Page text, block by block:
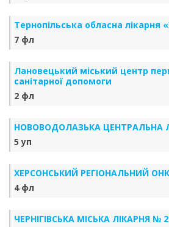
Тернопільська обласна лікарня
7 фл
Лановецький міський центр
санітарної допомоги
2 фл
НОВОВОДОЛАЗЬКА ЦЕНТРАЛЬНА
5 уп
ХЕРСОНСЬКИЙ РЕГІОНАЛЬНИЙ
4 фл
ЧЕРНІГІВСЬКА МІСЬКА ЛІКАРНЯ № 2